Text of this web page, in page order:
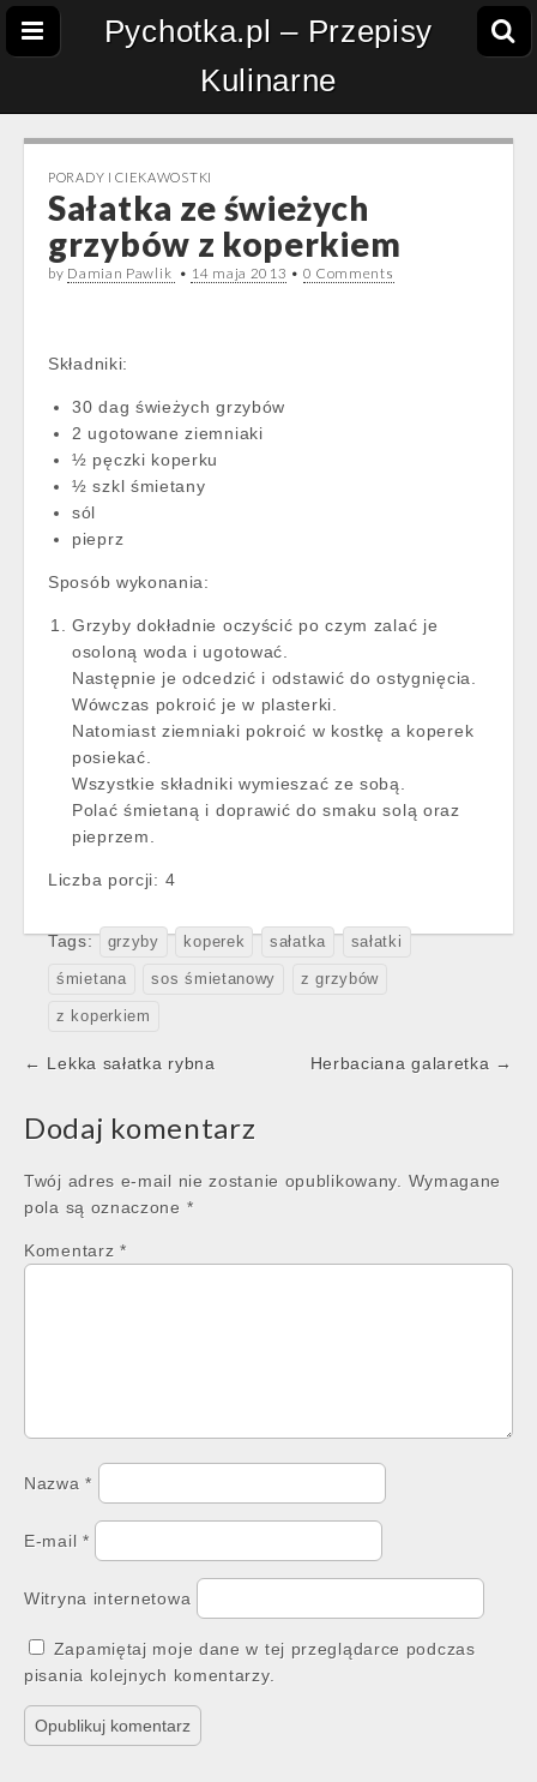
Pychotka.pl – Przepisy
Kulinarne
PORADY I CIEKAWOSTKI
Sałatka ze świeżych
grzybów z koperkiem
by Damian Pawlik • 14 maja 2013 • 0 Comments
Składniki:
30 dag świeżych grzybów
2 ugotowane ziemniaki
½ pęczki koperku
½ szkl śmietany
sól
pieprz
Sposób wykonania:
Grzyby dokładnie oczyścić po czym zalać je
osoloną woda i ugotować.
Następnie je odcedzić i odstawić do ostygnięcia.
Wówczas pokroić je w plasterki.
Natomiast ziemniaki pokroić w kostkę a koperek
posiekać.
Wszystkie składniki wymieszać ze sobą.
Polać śmietaną i doprawić do smaku solą oraz
pieprzem.
Liczba porcji: 4
Tags: grzyby koperek sałatka sałatki
śmietana sos śmietanowy z grzybów
z koperkiem
Post
← Lekka sałatka rybna Herbaciana galaretka →
Dodaj komentarz
Twój adres e-mail nie zostanie opublikowany.
Wymagane
pola są oznaczone *
Komentarz *
Nazwa*
E-mail *
Witryna internetowa
Zapamiętaj moje dane w tej przeglądarce podczas
pisania kolejnych komentarzy.